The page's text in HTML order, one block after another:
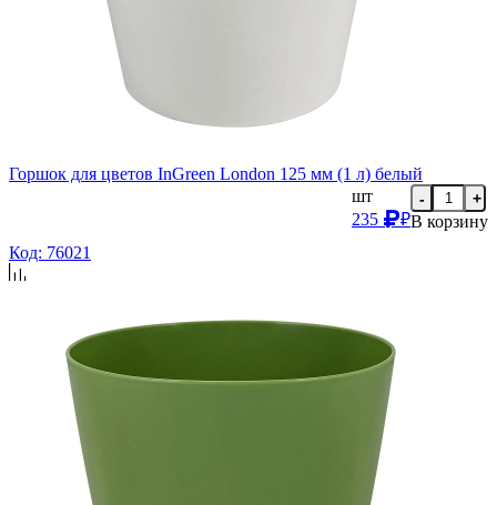
Горшок для цветов InGreen London 125 мм (1 л) белый
шт
235
₽
- +
В корзину
Код: 76021